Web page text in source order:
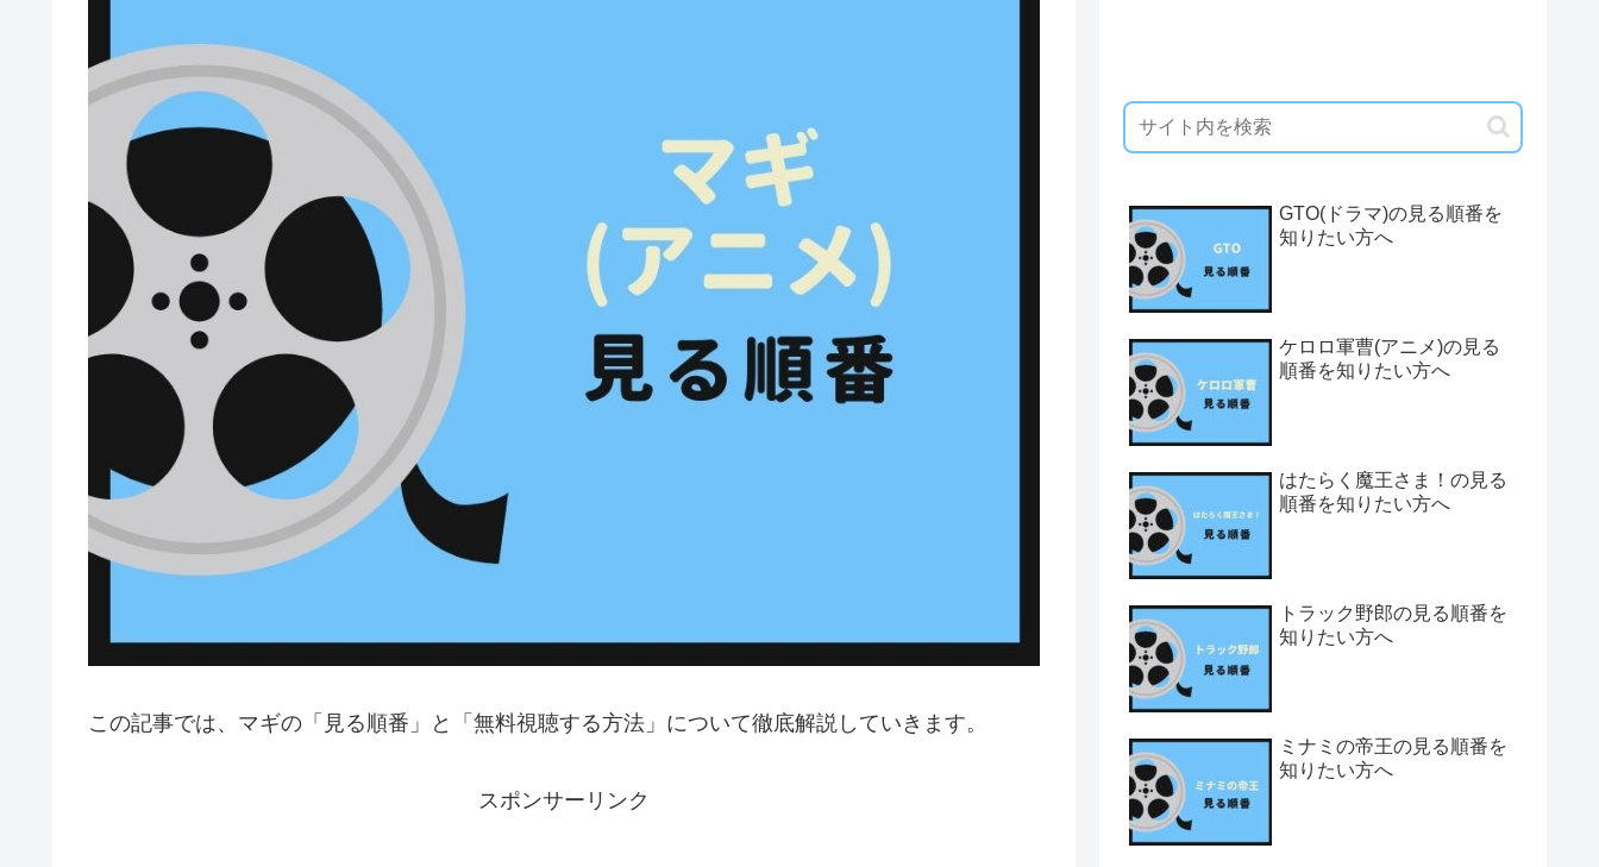
この記事では、マギの「見る順番」と「無料視聴する方法」について徹底解説していきます。
スポンサーリンク
GTO(ドラマ)の見る順番を
知りたい方へ
ケロロ軍曹(アニメ)の見る
順番を知りたい方へ
はたらく魔王さま！の見る
順番を知りたい方へ
トラック野郎の見る順番を
知りたい方へ
ミナミの帝王の見る順番を
知りたい方へ